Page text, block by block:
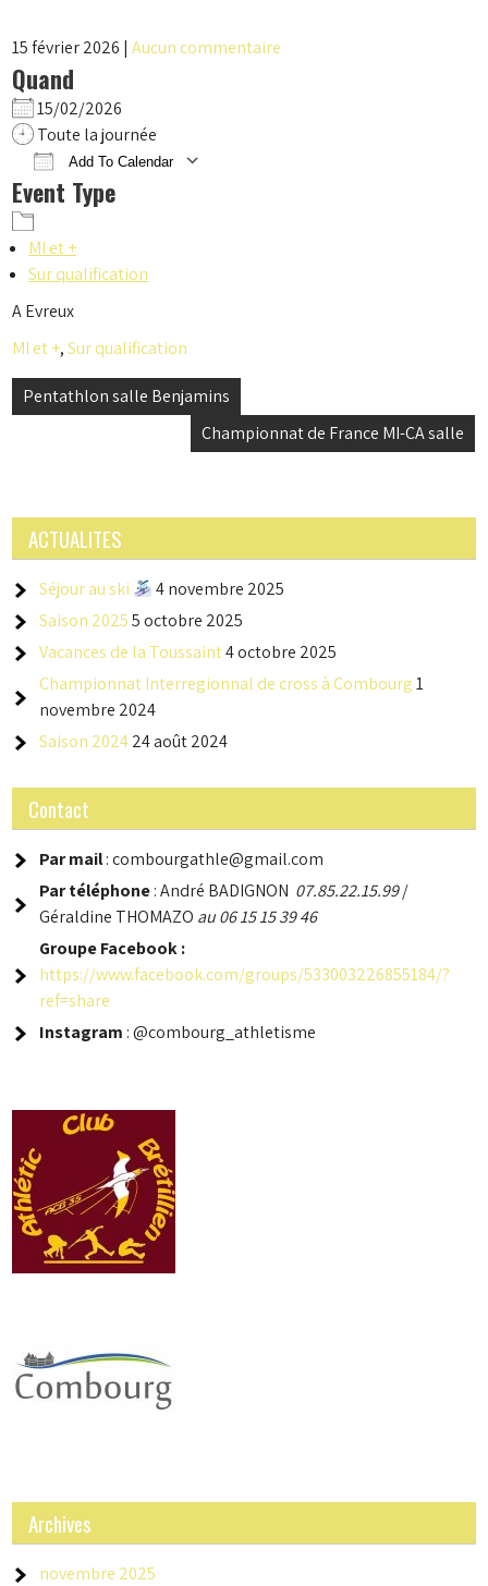
15 février 2026 |Aucun commentaire
Quand
15/02/2026
Toute la journée
Add To Calendar
Download ICSGoogle Calendar
Event Type
MI et +
Sur qualification
A Evreux
MI et +,Sur qualification
Navigation
Pentathlon salle Benjamins
Championnat de France MI-CA salle
ACTUALITES
Séjour au ski
4 novembre 2025
Saison 2025 5 octobre 2025
Vacances de la Toussaint4 octobre 2025
Championnat Interregionnal de cross à Combourg 1
novembre 2024
Saison 202424 août 2024
Contact
Par mail: combourgathle@gmail.com
Par téléphone: André BADIGNON 07.85.22.15.99/
Géraldine THOMAZO au 06 15 15 39 46
GroupeFacebook :
https://www.facebook.com/groups/533003226855184/?
ref=share
Instagram : @combourg_athletisme
Archives
novembre 2025